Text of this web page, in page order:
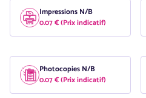
Impressions N/B
0.07 € (Prix indicatif)
Photocopies N/B
0.07 € (Prix indicatif)